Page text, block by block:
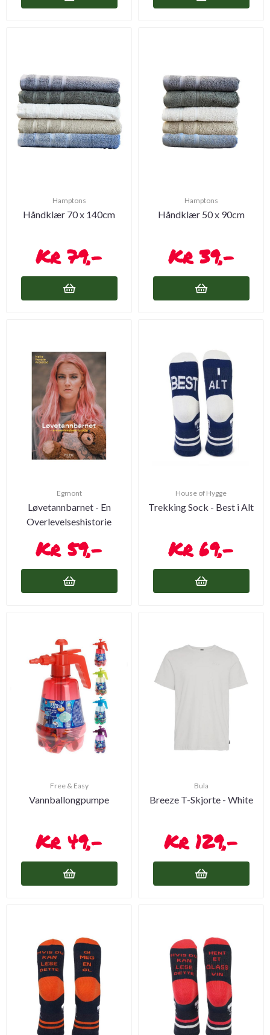
Hamptons
Håndklær 70 x 140cm
79,-
Hamptons
Håndklær 50 x 90cm
39,-
Egmont
Løvetannbarnet - En
Overlevelseshistorie
59,-
House of Hygge
Trekking Sock - Best i Alt
69,-
Free & Easy
Vannballongpumpe
49,-
Bula
Breeze T-Skjorte - White
129,-